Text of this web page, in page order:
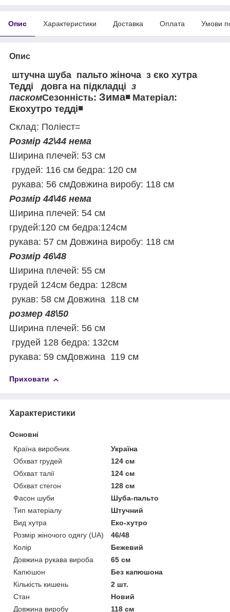
Опис Характеристики Доставка Оплата Умови
Опис
штучна шуба пальто жіноча з єко хутра
Тедді
довга на підкладці з
паскомСезонність: Зима◾️ Матеріал:
Екохутро тедді◾️
Склад: Поліест=
Розмір 42\44 нема
Ширина плечей: 53 см
грудей: 116 см бедра: 120 см
рукава: 56 смДовжина виробу: 118 см
Розмір 44\46 нема
Ширина плечей: 54 см
грудей:120 см бедра:124см
рукава: 57 см Довжина виробу: 118 см
Розмір 46\48
Ширина плечей: 55 см
грудей 124см бедра: 128см
рукав: 58 см Довжина 118 см
розмер 48\50
Ширина плечей: 56 см
грудей 128 бедра: 132см
рукава: 59 смДовжина 119 см
Приховати
Характеристики
Основні
Країна виробник
Україна
Обхват грудей
124 см
Обхват талії
124 см
Обхват стегон
128 см
Фасон шуби
Шуба-пальто
Тип матеріалу
Штучний
Вид хутра
Еко-хутро
Розмір жіночого одягу (UA)
46/48
Колір
Бежевий
Довжина рукава вироба
65 см
Капюшон
Без капюшона
Кількість кишень
2 шт.
Стан
Новий
Довжина виробу
118 см